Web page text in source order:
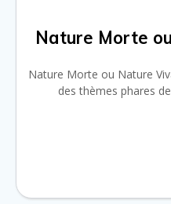
Nature Morte
Nature Morte ou Nature
des thèmes phares